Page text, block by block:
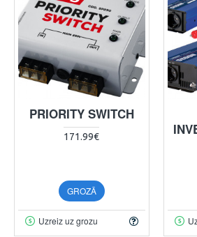
PRIORITY SWITCH
171.99€
GROZĀ
Uzreiz uz grozu